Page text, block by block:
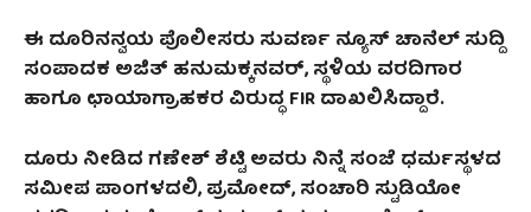
ಈ ದೂರಿನನ್ವಯ ಪೊಲೀಸರು ಸುವರ್ಣ ನ್ಯೂಸ್‌ ಚಾನೆಲ್‌ ಸುದ್ದಿ
ಸಂಪಾದಕ ಅಜಿತ್‌ ಹನುಮಕ್ಕನವರ್‌, ಸ್ಥಳಿಯ ವರದಿಗಾರ
ಹಾಗೂ ಛಾಯಾಗ್ರಾಹಕರ ವಿರುದ್ಧ FIR ದಾಖಲಿಸಿದ್ದಾರೆ.
ದೂರು ನೀಡಿದ ಗಣೇಶ್‌ ಶೆಟ್ಟಿ ಅವರು ನಿನ್ನೆ ಸಂಜೆ ಧರ್ಮಸ್ಥಳದ
ಸಮೀಪ ಪಾಂಗಳದಲಿ, ಪ್ರಮೋದ್, ಸಂಚಾರಿ ಸ್ಟುಡಿಯೋ